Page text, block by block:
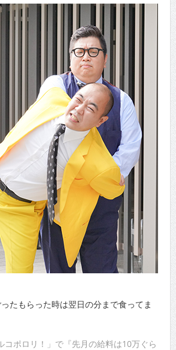
たもらった時は翌日の分まで食ってま
ポロリ！」で『先月の給料は10万ぐら